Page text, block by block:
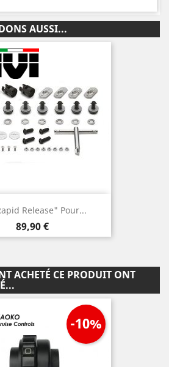
AUSSI...
Release" Pour...
Prix
89,90 €
ACHETÉ CE PRODUIT ONT
-10%